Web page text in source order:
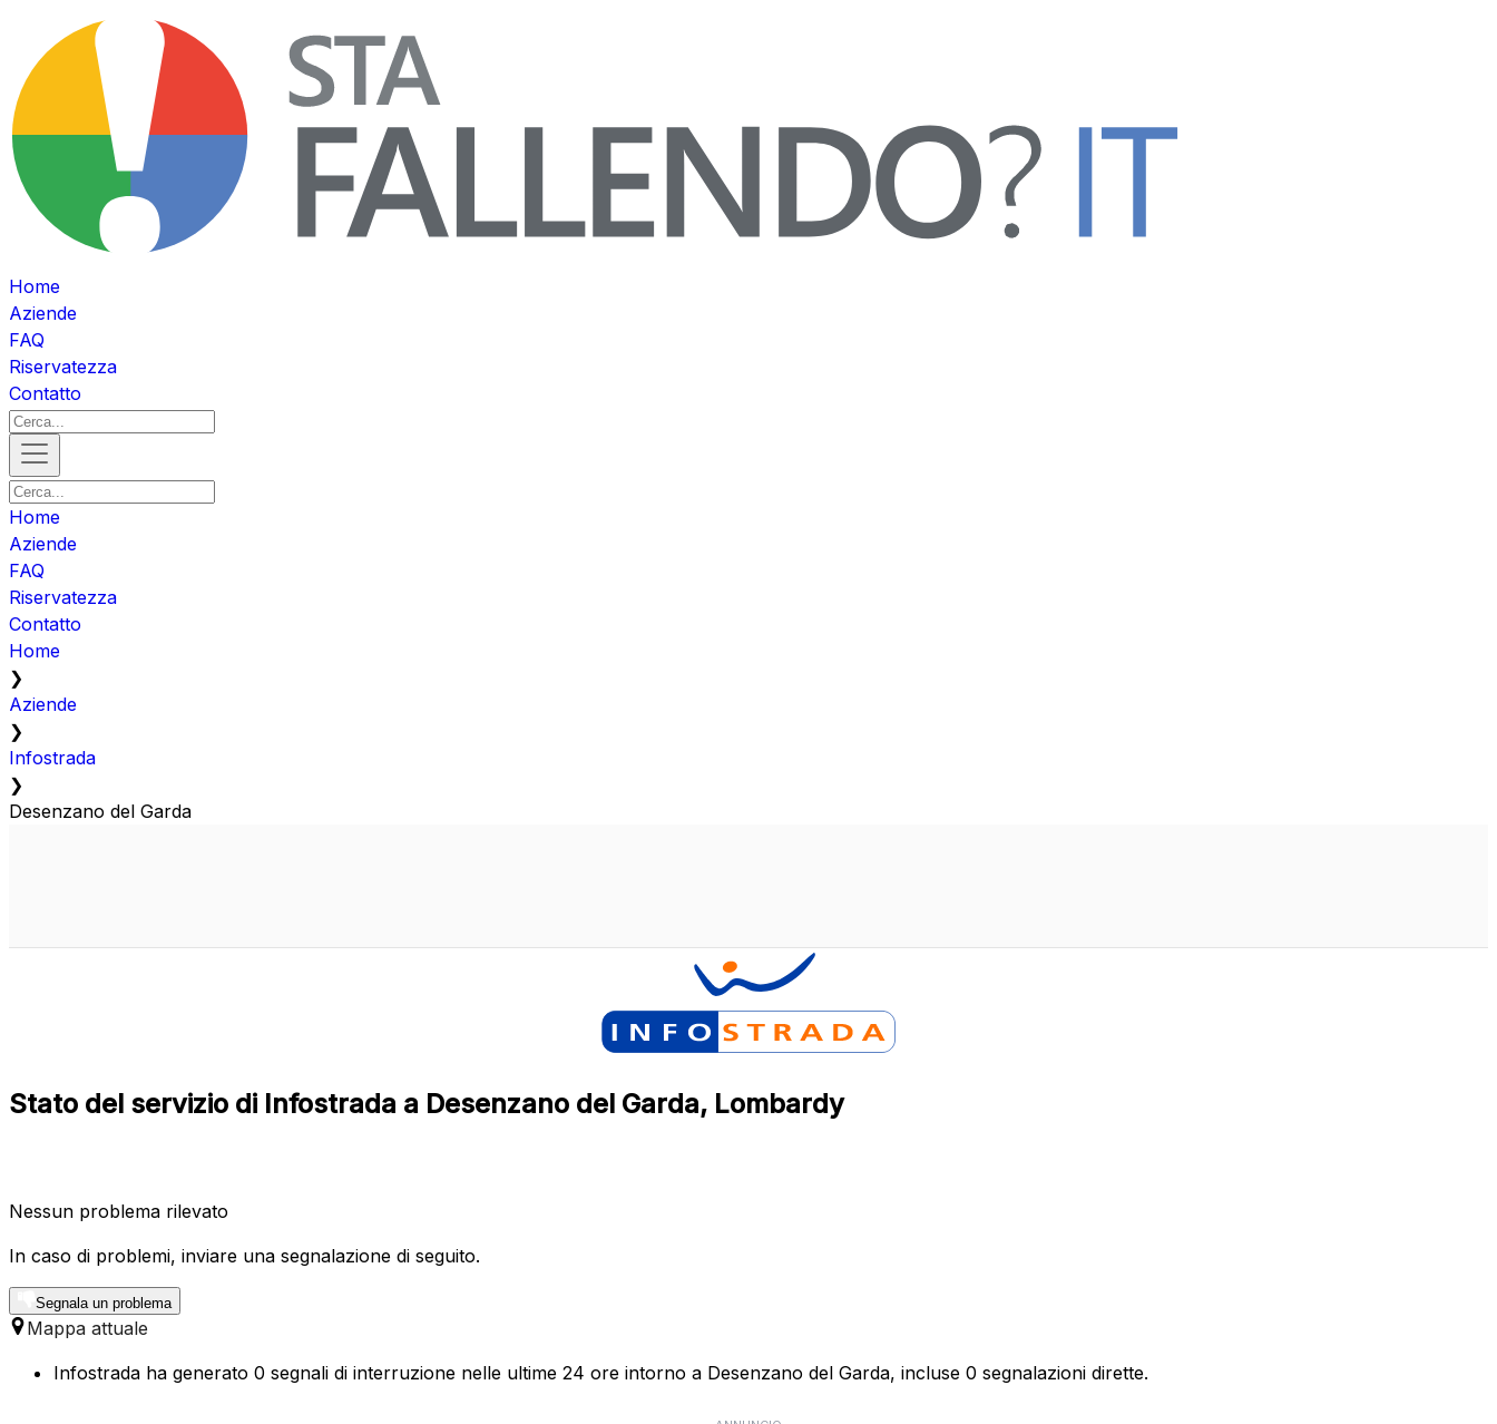
Home
Aziende
FAQ
Riservatezza
Contatto
Home
Aziende
FAQ
Riservatezza
Contatto
Home
❯
Aziende
❯
Infostrada
❯
Desenzano del Garda
Stato del servizio di Infostrada a Desenzano del Garda, Lombardy
Nessun problema rilevato
In caso di problemi, inviare una segnalazione di seguito.
Segnala un problema
Mappa attuale
Infostrada ha generato 0 segnali di interruzione nelle ultime 24 ore intorno a Desenzano del Garda, incluse 0 segnalazioni dirette.